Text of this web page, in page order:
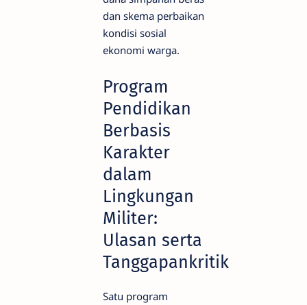
dan skema perbaikan
kondisi sosial
ekonomi warga.
Program
Pendidikan
Berbasis
Karakter
dalam
Lingkungan
Militer:
Ulasan serta
Tanggapankritik
Satu program